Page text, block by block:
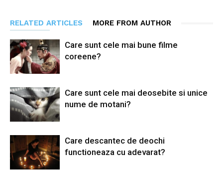
RELATED ARTICLES MORE FROM AUTHOR
Care sunt cele mai bune filme
coreene?
Care sunt cele mai deosebite si unice
nume de motani?
Care descantec de deochi
functioneaza cu adevarat?